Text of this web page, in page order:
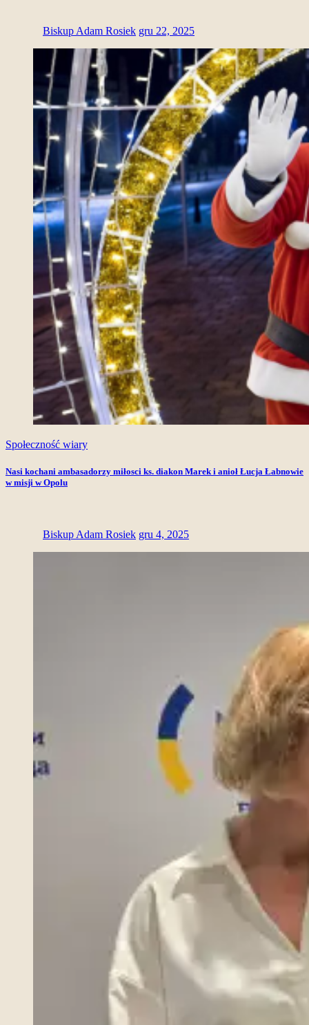
Biskup Adam Rosiek gru 22, 2025
Społeczność wiary
Nasi kochani ambasadorzy miłosci ks. diakon Marek i anioł Łucja Łabnowie
w misji w Opolu
Biskup Adam Rosiek gru 4, 2025